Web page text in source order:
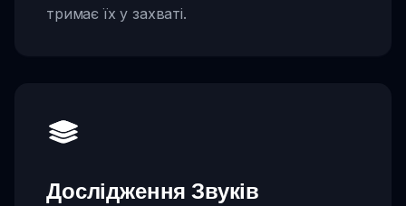
тримає їх у захваті.
Дослідження Звуків